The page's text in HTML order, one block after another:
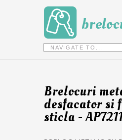
Brelocuri
desfacator si
sticla -